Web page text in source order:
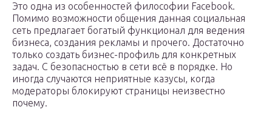
Это одна из особенностей философии Facebook.
Помимо возможности общения данная социальная
сеть предлагает богатый функционал для ведения
бизнеса, создания рекламы и прочего. Достаточно
только создать бизнес-профиль для конкретных
задач. С безопасностью в сети всё в порядке. Но
иногда случаются неприятные казусы, когда
модераторы блокируют страницы неизвестно
почему.